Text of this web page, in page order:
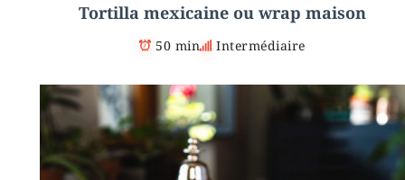
Tortilla mexicaine ou wrap maison
50 min Intermédiaire